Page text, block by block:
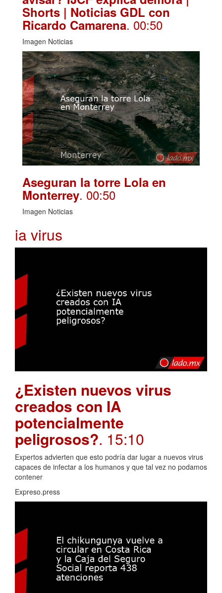
Shorts | Noticias GDL con
Ricardo Camarena. 00:50
Imagen Noticias
Aseguran la torre Lola en
Monterrey. 00:50
Imagen Noticias
ia virus
¿Existen nuevos virus
creados con IA
potencialmente
peligrosos?. 15:10
Expertos advierten que esto podría dar lugar a nuevos virus
capaces de infectar a los humanos y que tal vez no podamos
contener
Expreso.press